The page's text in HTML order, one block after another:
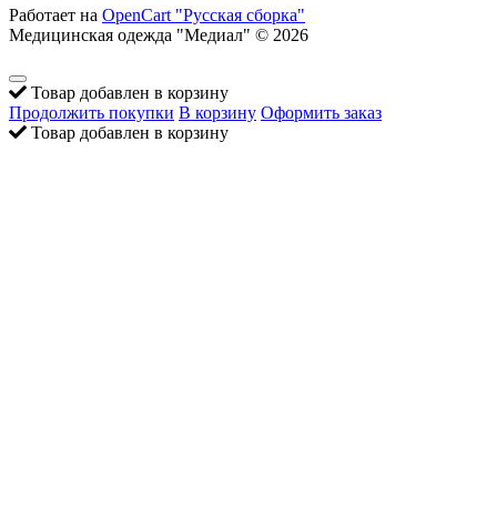
Работает на OpenCart "Русская сборка"
Медицинская одежда "Медиал" © 2026
Товар добавлен в корзину
Продолжить покупки В корзину Оформить заказ
Товар добавлен в корзину